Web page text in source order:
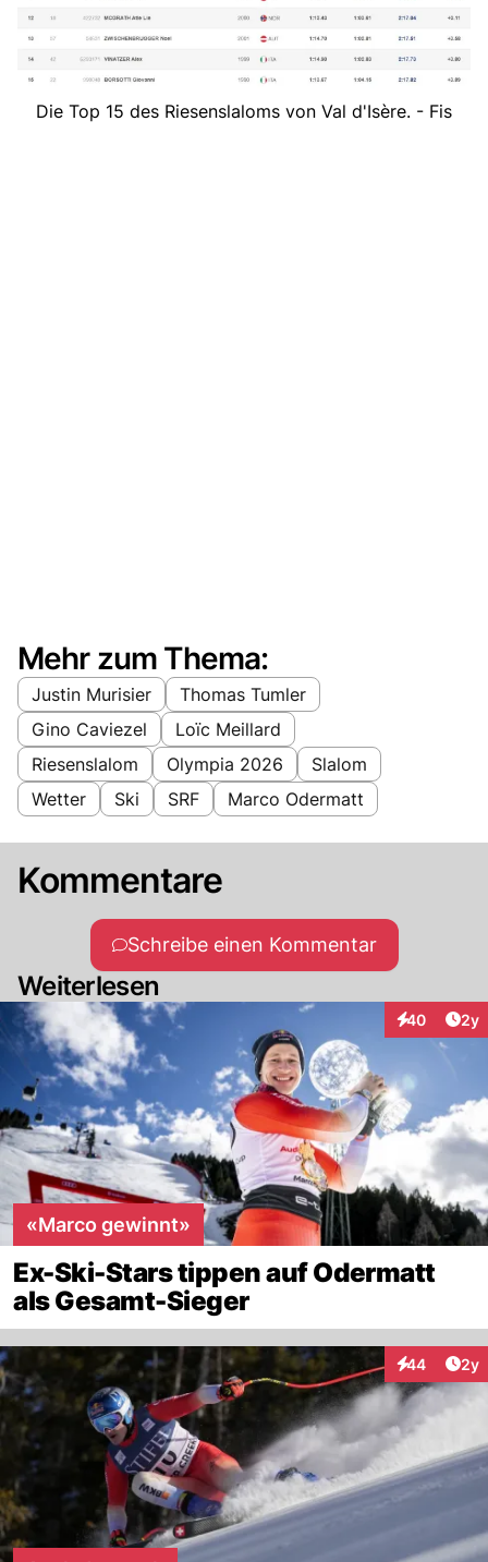
Die Top 15 des Riesenslaloms von Val d'Isère. - Fis
Mehr zum Thema:
Justin Murisier
Thomas Tumler
Gino Caviezel
Loïc Meillard
Riesenslalom
Olympia 2026
Slalom
Wetter
Ski SRF Marco Odermatt
Kommentare
Schreibe einen Kommentar
Weiterlesen
40
Interaktionen
2y
«Marco gewinnt»
Ex-Ski-Stars tippen auf Odermatt
als Gesamt-Sieger
44
Interaktionen
2y